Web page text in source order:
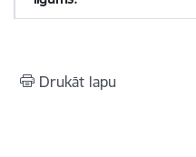
Drukāt lapu